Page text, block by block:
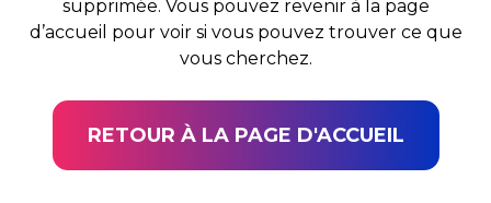
supprimée. Vous pouvez revenir à la page
d’accueil pour voir si vous pouvez trouver ce que
vous cherchez.
RETOUR À LA PAGE D'ACCUEIL